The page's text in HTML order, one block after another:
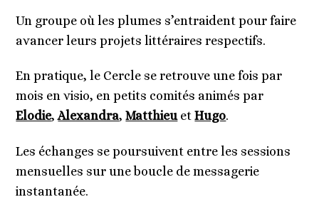
Un groupe où les plumes s’entraident pour faire
avancer leurs projets littéraires respectifs.
En pratique, le Cercle se retrouve une fois par
mois en visio, en petits comités animés par
Elodie,Alexandra,MatthieuetHugo.
Les échanges se poursuivent entre les sessions
mensuelles sur une boucle de messagerie
instantanée.